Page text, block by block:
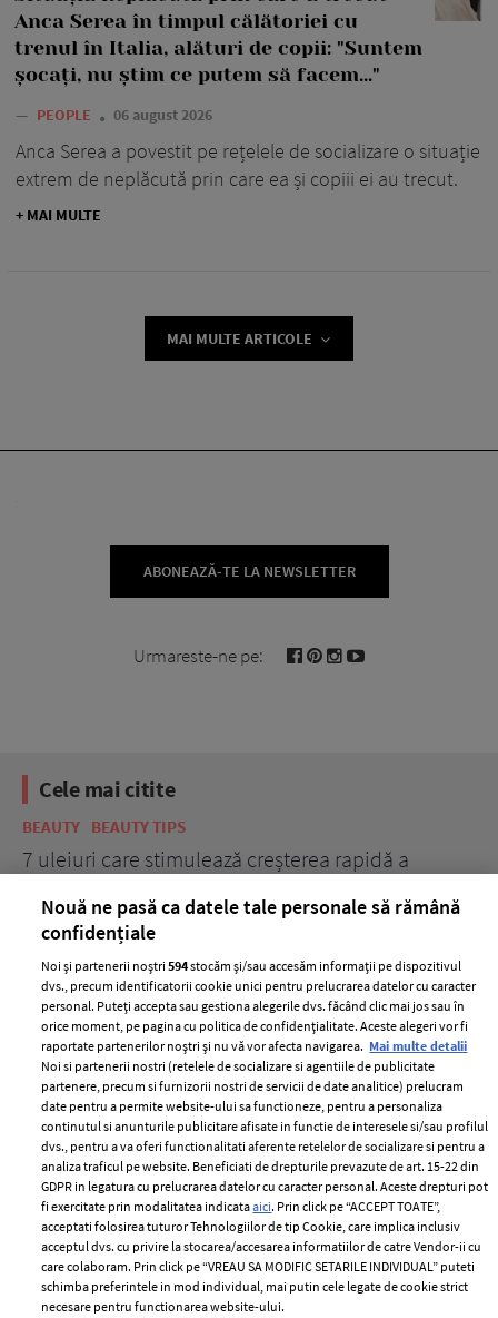
Anca Serea în timpul călătoriei cu
trenul în Italia, alături de copii: "Suntem
șocați, nu știm ce putem să facem..."
— PEOPLE 06 august 2026
Anca Serea a povestit pe rețelele de socializare o situație
extrem de neplăcută prin care ea și copiii ei au trecut.
+ MAI MULTE
MAI MULTE ARTICOLE
ABONEAZĂ-TE LA NEWSLETTER
Urmareste-ne pe:
Cele mai citite
BEAUTY BEAUTY TIPS
7 uleiuri care stimulează creșterea rapidă a
ELLE Style Awards
2024
Despre ELLE
Romania
Contact
Abonamente
Termeni si conditii
Politica de
confidențialitate
Politica de cookies
Publicitate
Nouă ne pasă ca datele tale personale să rămână
confidențiale
Noi și partenerii noștri594stocăm și/sau accesăm informații pe dispozitivul
dvs., precum identificatorii cookie unici pentru prelucrarea datelor cu caracter
personal. Puteți accepta sau gestiona alegerile dvs. făcând clic mai jos sau în
orice moment, pe pagina cu politica de confidențialitate. Aceste alegeri vor fi
raportate partenerilor noștri și nu vă vor afecta navigarea. Mai multe detalii
Noi si partenerii nostri (retelele de socializare si agentiile de publicitate
partenere, precum si furnizorii nostri de servicii de date analitice) prelucram
date pentru a permite website-ului sa functioneze, pentru a personaliza
continutul si anunturile publicitare afisate in functie de interesele si/sau profilul
dvs., pentru a va oferi functionalitati aferente retelelor de socializare si pentru a
analiza traficul pe website. Beneficiati de drepturile prevazute de art. 15-22 din
GDPR in legatura cu prelucrarea datelor cu caracter personal. Aceste drepturi pot
fi exercitate prin modalitatea indicataaici. Prin click pe “ACCEPT TOATE”,
acceptati folosirea tuturor Tehnologiilor de tip Cookie, care implica inclusiv
acceptul dvs. cu privire la stocarea/accesarea informatiilor de catre Vendor-ii cu
care colaboram. Prin click pe “VREAU SA MODIFIC SETARILE INDIVIDUAL” puteti
schimba preferintele in mod individual, mai putin cele legate de cookie strict
necesare pentru functionarea website-ului.